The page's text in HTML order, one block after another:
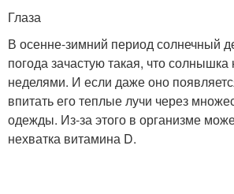
Глаза
В осенне-зимний период солнечный
погода зачастую такая, что
неделями. И если даже оно
впитать его теплые лучи через
одежды. Из-за этого в организме
нехватка витамина D.